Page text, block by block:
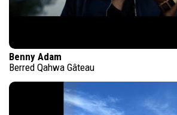
Benny Adam
Berred Qahwa Gâteau